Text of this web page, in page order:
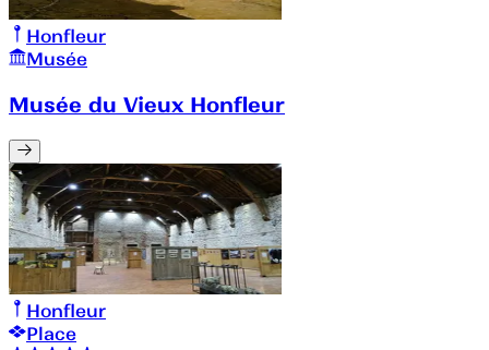
Honfleur
Musée
Musée du Vieux Honfleur
Honfleur
Place